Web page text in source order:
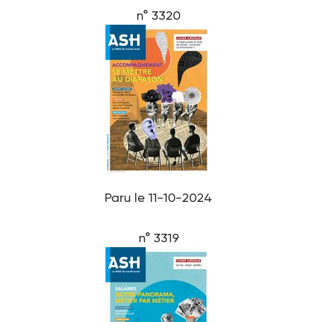
n° 3320
Paru le 11-10-2024
n° 3319